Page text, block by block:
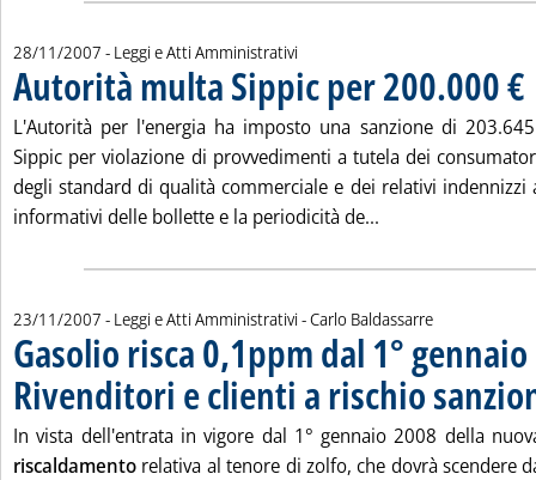
28/11/2007 - Leggi e Atti Amministrativi
Autorità multa Sippic per 200.000 €
L'Autorità per l'energia ha imposto una sanzione di
Sippic per violazione di provvedimenti a tutela dei
degli standard di qualità commerciale e dei relativi
informativi delle bollette e la periodicità de...
23/11/2007 - Leggi e Atti Amministrativi -di:
Carlo Baldassarre
Gasolio risca 0,1ppm dal 1° gennaio
Rivenditori e clienti a rischio
. Pubblicata venerdì 23 novembre 2007 alle 11.52.
In vista dell'entrata in vigore dal 1° gennaio 2008 della
riscaldamento relativa al tenore di zolfo, che dovrà scendere